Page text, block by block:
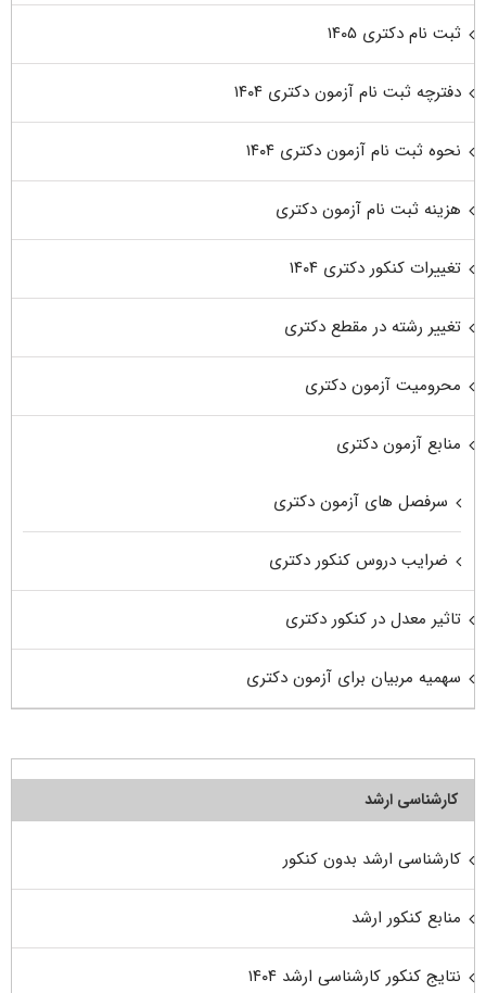
ثبت نام دکتری ۱۴۰۵
دفترچه ثبت نام آزمون دکتری ۱۴۰۴
نحوه ثبت نام آزمون دکتری ۱۴۰۴
هزینه ثبت نام آزمون دکتری
تغییرات کنکور دکتری ۱۴۰۴
تغییر رشته در مقطع دکتری
محرومیت آزمون دکتری
منابع آزمون دکتری
سرفصل های آزمون دکتری
ضرایب دروس کنکور دکتری
تاثیر معدل در کنکور دکتری
سهمیه مربیان برای آزمون دکتری
کارشناسی ارشد
کارشناسی ارشد بدون کنکور
منابع کنکور ارشد
نتایج کنکور کارشناسی ارشد ۱۴۰۴